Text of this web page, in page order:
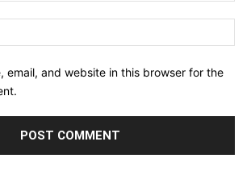
email, and website in this browser for the